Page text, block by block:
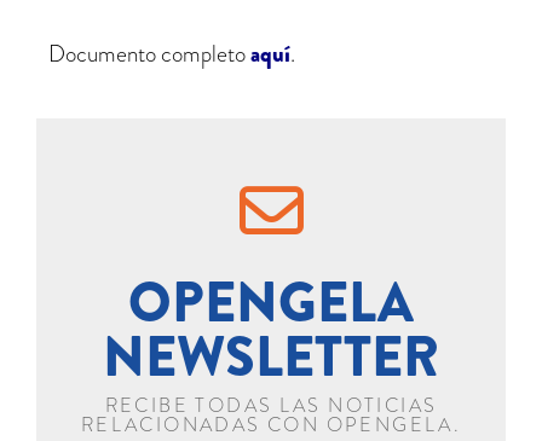
Documento completoaquí.
OPENGELA
NEWSLETTER
RECIBE TODAS LAS NOTICIAS
RELACIONADAS CON OPENGELA.